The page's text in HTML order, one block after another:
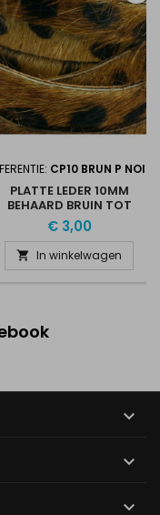
CP10 BRUN P NOIR
PLATTE LEDER 10MM
BEHAARD BRUIN TOT
ZWARTE VLEK
€ 3,00
 In winkelwagen


